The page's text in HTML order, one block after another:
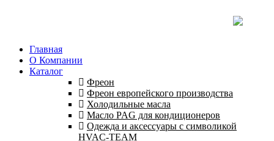
Главная
О Компании
Каталог
Фреон
Фреон европейского производства
Холодильные масла
Масло PAG для кондиционеров
Одежда и аксессуары с символикой
HVAC-TEAM